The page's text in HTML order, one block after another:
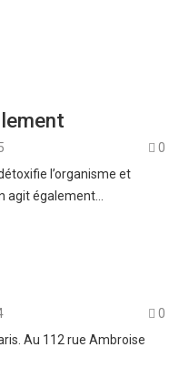
0
l’organisme et
agit également…
0
Au 112 rue Ambroise